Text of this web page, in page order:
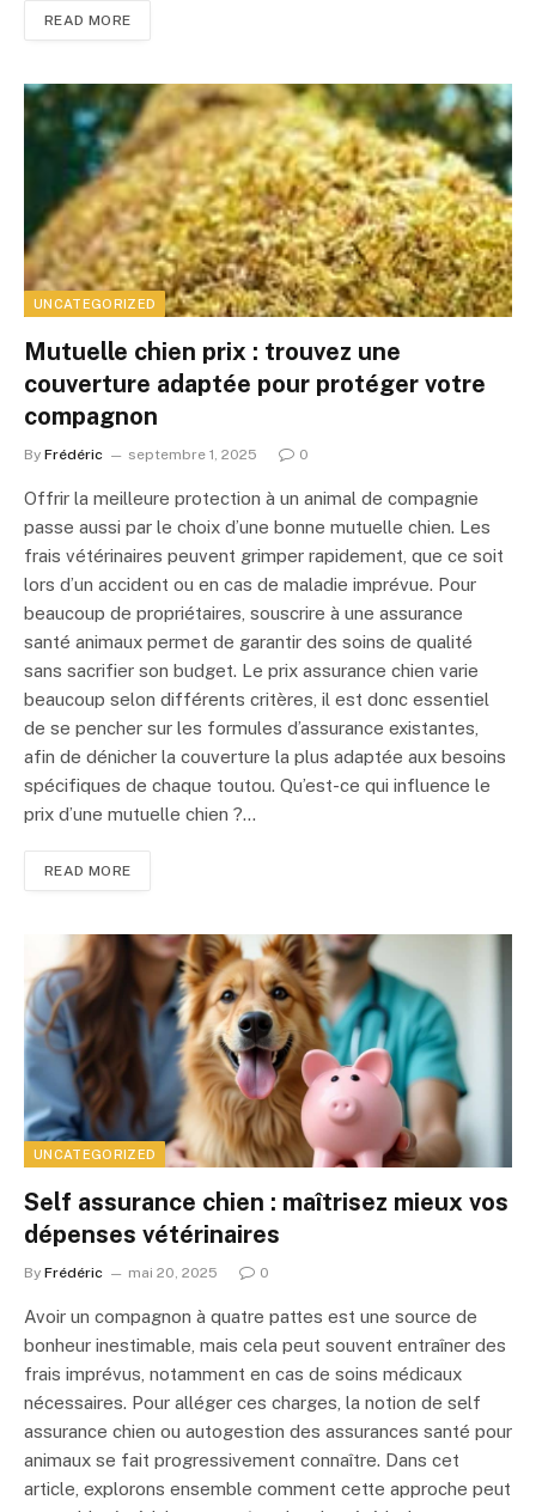
READ MORE
UNCATEGORIZED
Mutuelle chien prix : trouvez une
couverture adaptée pour protéger votre
compagnon
By Frédéric septembre 1, 2025 0
Offrir la meilleure protection à un animal de compagnie
passe aussi par le choix d’une bonne mutuelle chien. Les
frais vétérinaires peuvent grimper rapidement, que ce soit
lors d’un accident ou en cas de maladie imprévue. Pour
beaucoup de propriétaires, souscrire à une assurance
santé animaux permet de garantir des soins de qualité
sans sacrifier son budget. Le prix assurance chien varie
beaucoup selon différents critères, il est donc essentiel
de se pencher sur les formules d’assurance existantes,
afin de dénicher la couverture la plus adaptée aux besoins
spécifiques de chaque toutou. Qu’est-ce qui influence le
prix d’une mutuelle chien ?…
READ MORE
UNCATEGORIZED
Self assurance chien : maîtrisez mieux vos
dépenses vétérinaires
By Frédéric mai 20, 2025 0
Avoir un compagnon à quatre pattes est une source de
bonheur inestimable, mais cela peut souvent entraîner des
frais imprévus, notamment en cas de soins médicaux
nécessaires. Pour alléger ces charges, la notion de self
assurance chien ou autogestion des assurances santé pour
animaux se fait progressivement connaître. Dans cet
article, explorons ensemble comment cette approche peut